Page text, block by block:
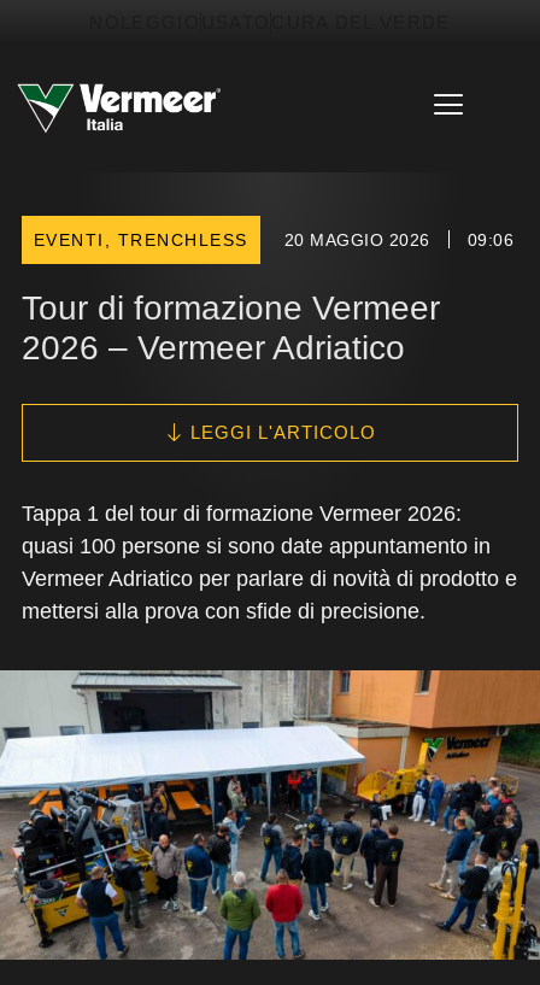
contenuto
EVENTI TRENCHLESS 20 MAGGIO 2026 09:06
Tour di formazione Vermeer
2026 – Vermeer Adriatico
LEGGI L'ARTICOLO
Tappa 1 del tour di formazione Vermeer 2026:
quasi 100 persone si sono date appuntamento in
Vermeer Adriatico per parlare di novità di prodotto e
mettersi alla prova con sfide di precisione.